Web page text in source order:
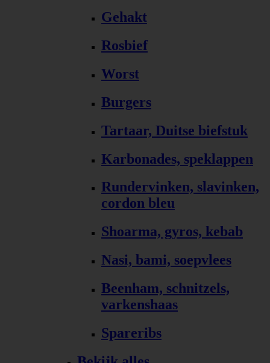
Gehakt
Rosbief
Worst
Burgers
Tartaar, Duitse biefstuk
Karbonades, speklappen
Rundervinken, slavinken,
cordon bleu
Shoarma, gyros, kebab
Nasi, bami, soepvlees
Beenham, schnitzels,
varkenshaas
Spareribs